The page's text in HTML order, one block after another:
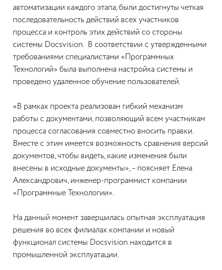
автоматизации каждого этапа, были достигнуты четкая
последовательность действий всех участников
процесса и контроль этих действий со стороны
системы Docsvision. В соответствии с утвержденными
требованиями специалистами «Программных
Технологий» была выполнена настройка системы и
проведено удаленное обучение пользователей.
«В рамках проекта реализован гибкий механизм
работы с документами, позволяющий всем участникам
процесса согласования совместно вносить правки.
Вместе с этим имеется возможность сравнения версий
документов, чтобы видеть, какие изменения были
внесены в исходные документы», – поясняет Елена
Александрович, инженер-программист компании
«Программные Технологии».
На данный момент завершилась опытная эксплуатация
решения во всех филиалах компании и новый
функционал системы Docsvision находится в
промышленной эксплуатации.